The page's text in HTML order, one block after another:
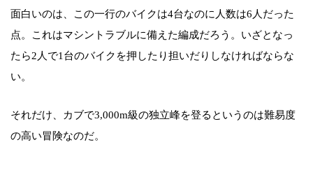
面白いのは、この一行のバイクは4台なのに人数は6人だった
点。これはマシントラブルに備えた編成だろう。いざとなっ
たら2人で1台のバイクを押したり担いだりしなければならな
い。
それだけ、カブで3,000m級の独立峰を登るというのは難易度
の高い冒険なのだ。